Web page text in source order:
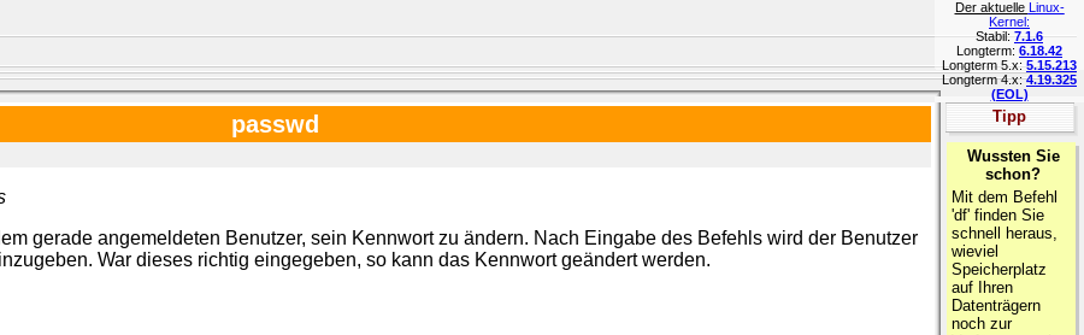
Der aktuelle Linux-
Kernel:
Stabil:7.1.6
Longterm: 6.18.42
Longterm 5.x:5.15.213
Longterm 4.x:4.19.325
(EOL)
passwd
gerade angemeldeten Benutzer, sein Kennwort zu ändern. Nach Eingabe des Befehls wird der Benutzer
War dieses richtig eingegeben, so kann das Kennwort geändert werden.
Tipp
Wussten Sie
schon?
Mit dem Befehl
'df' finden Sie
schnell heraus,
wieviel
Speicherplatz
auf Ihren
Datenträgern
noch zur